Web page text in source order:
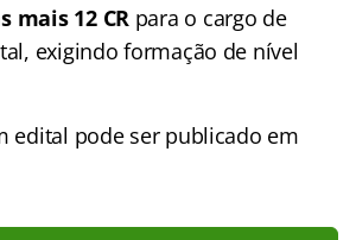
mais 12 CRpara o cargo de
exigindo formação de nível
edital pode ser publicado em